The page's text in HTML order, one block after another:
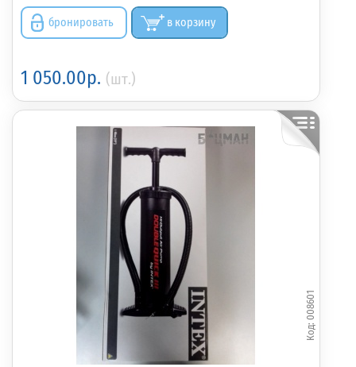
бронировать в корзину
1 050.00р. (шт.)
008601